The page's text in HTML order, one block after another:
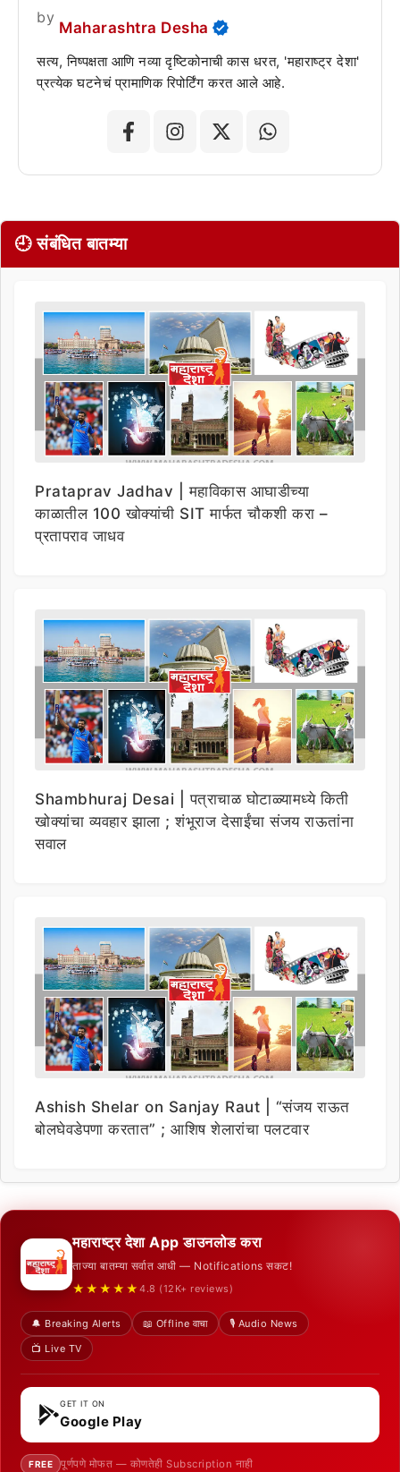
by
Maharashtra Desha
सत्य, निष्पक्षता आणि नव्या दृष्टिकोनाची कास धरत, 'महाराष्ट्र देशा'
प्रत्येक घटनेचं प्रामाणिक रिपोर्टिंग करत आले आहे.
🕘 संबंधित बातम्या
Prataprav Jadhav | महाविकास आघाडीच्या
काळातील 100 खोक्यांची SIT मार्फत चौकशी करा –
प्रतापराव जाधव
Shambhuraj Desai | पत्राचाळ घोटाळ्यामध्ये किती
खोक्यांचा व्यवहार झाला ; शंभूराज देसाईंचा संजय राऊतांना
सवाल
Ashish Shelar on Sanjay Raut | “संजय राऊत
बोलघेवडेपणा करतात” ; आशिष शेलारांचा पलटवार
महाराष्ट्र देशा App डाउनलोड करा
ताज्या बातम्या सर्वात आधी — Notifications सकट!
★★★★★ 4.8 (12K+ reviews)
🔔 Breaking Alerts 📖 Offline वाचा
🎙️ Audio News
📺 Live TV
GET IT ON
Google Play
FREE पूर्णपणे मोफत — कोणतेही Subscription नाही